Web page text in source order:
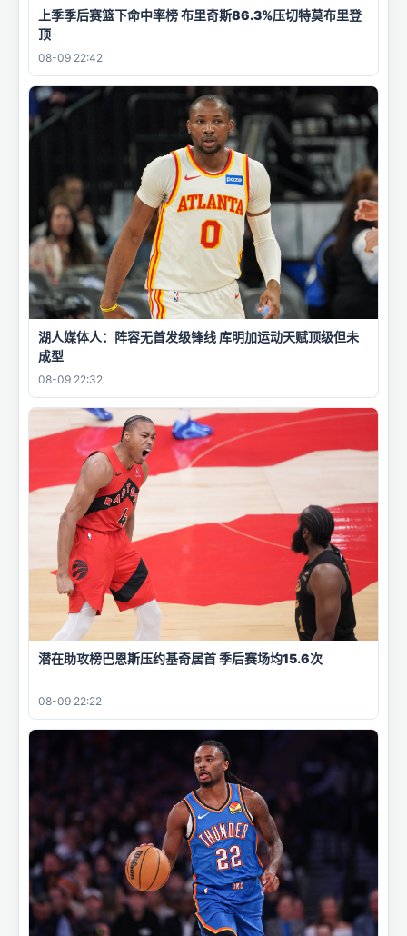
上季季后赛篮下命中率榜 布里奇斯86.3%压切特莫布里登
顶
08-09 22:42
湖人媒体人：阵容无首发级锋线 库明加运动天赋顶级但未
成型
08-09 22:32
潜在助攻榜巴恩斯压约基奇居首 季后赛场均15.6次
08-09 22:22